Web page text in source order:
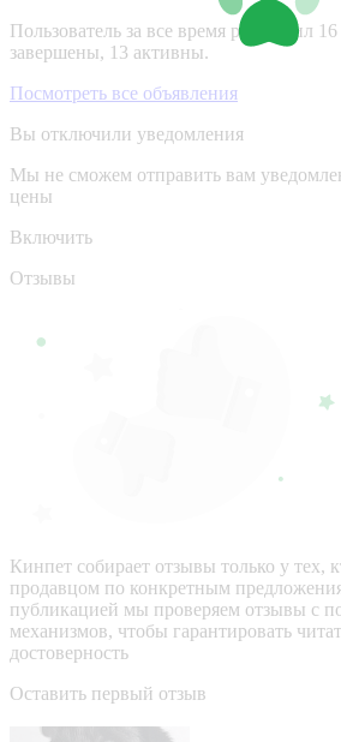
Пользователь за все время разместил
завершены, 13 активны.
Посмотреть все объявления
Вы отключили уведомления
Мы не сможем отправить вам
цены
Включить
Отзывы
Кинпет собирает отзывы только у тех,
продавцом по конкретным
публикацией мы проверяем отзывы с
механизмов, чтобы гарантировать
достоверность
Оставить первый отзыв